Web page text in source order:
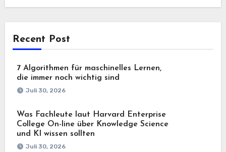
Recent Post
7 Algorithmen für maschinelles Lernen,
die immer noch wichtig sind
Juli 30, 2026
Was Fachleute laut Harvard Enterprise
College On-line über Knowledge Science
und KI wissen sollten
Juli 30, 2026